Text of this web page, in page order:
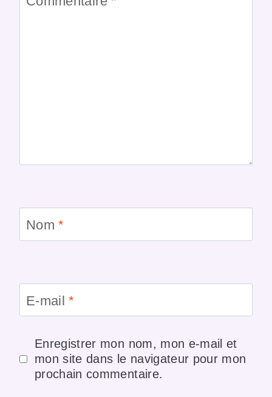
Nom*
E-mail*
Enregistrer mon nom, mon e-mail et
mon site dans le navigateur pour mon
prochain commentaire.